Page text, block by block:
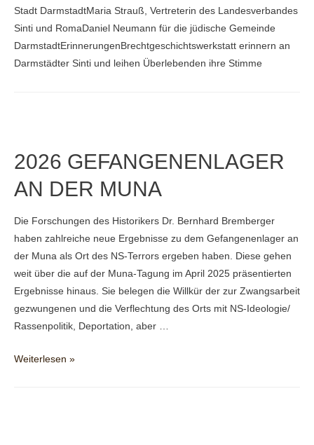
Stadt DarmstadtMaria Strauß, Vertreterin des Landesverbandes
Sinti und RomaDaniel Neumann für die jüdische Gemeinde
DarmstadtErinnerungenBrechtgeschichtswerkstatt erinnern an
Darmstädter Sinti und leihen Überlebenden ihre Stimme
2026 GEFANGENENLAGER
AN DER MUNA
Die Forschungen des Historikers Dr. Bernhard Bremberger
haben zahlreiche neue Ergebnisse zu dem Gefangenenlager an
der Muna als Ort des NS-Terrors ergeben haben. Diese gehen
weit über die auf der Muna-Tagung im April 2025 präsentierten
Ergebnisse hinaus. Sie belegen die Willkür der zur Zwangsarbeit
gezwungenen und die Verflechtung des Orts mit NS-Ideologie/
Rassenpolitik, Deportation, aber …
2026
Weiterlesen »